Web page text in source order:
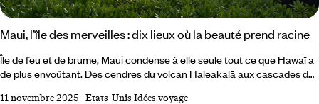
Maui, l’île des merveilles : dix lieux où la beauté prend racine
Île de feu et de brume, Maui condense à elle seule tout ce que Hawaï a
de plus envoûtant. Des cendres du volcan Haleakalā aux cascades de
11 novembre 2025-Etats-Unis Idées voyage